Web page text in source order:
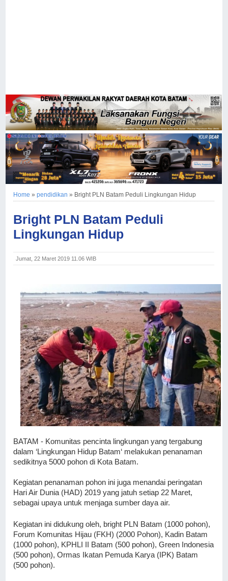
Home »pendidikan » Bright PLN Batam Peduli Lingkungan Hidup
Bright PLN Batam Peduli
Lingkungan Hidup
Jumat, 22 Maret 2019 11.06 WIB
BATAM - Komunitas pencinta lingkungan yang tergabung
dalam ‘Lingkungan Hidup Batam‘ melakukan penanaman
sedikitnya 5000 pohon di Kota Batam.
Kegiatan penanaman pohon ini juga menandai peringatan
Hari Air Dunia (HAD) 2019 yang jatuh setiap 22 Maret,
sebagai upaya untuk menjaga sumber daya air.
Kegiatan ini didukung oleh, bright PLN Batam (1000 pohon),
Forum Komunitas Hijau (FKH) (2000 Pohon), Kadin Batam
(1000 pohon), KPHLI II Batam (500 pohon), Green Indonesia
(500 pohon), Ormas Ikatan Pemuda Karya (IPK) Batam
(500 pohon).